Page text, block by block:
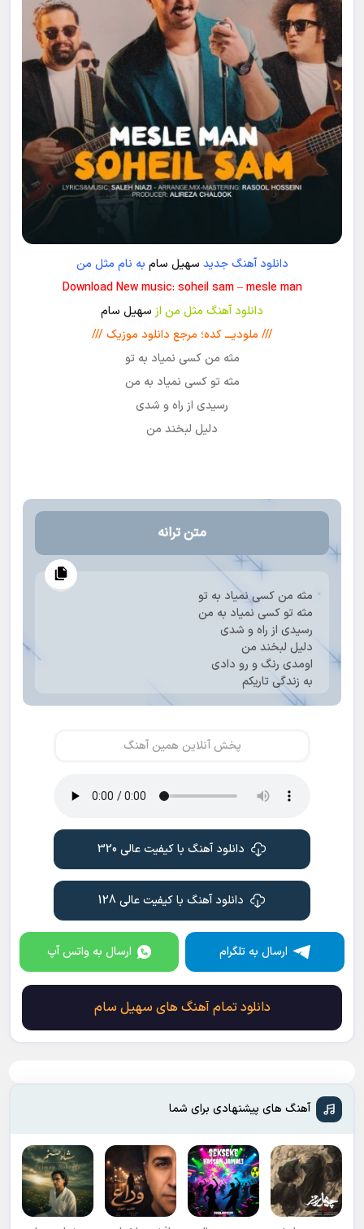
دانلود آهنگ جدید سهیل سام به نام مثل من
Download New music: soheil sam – mesle man
دانلود آهنگ مثل من از سهیل سام
/// ملودیـــ کده؛ مرجع دانلود موزیک ///
مثه من کسی نمیاد به تو
مثه تو کسی نمیاد به من
رسیدی از راه و شدی
دلیل لبخند من
متن ترانه
مثه من کسی نمیاد به تو
مثه تو کسی نمیاد به من
رسیدی از راه و شدی
دلیل لبخند من
اومدی رنگ و رو دادی
به زندگی تاریکم
برا همه غد و یه دندنم
از هرچی خوبه بهتری
دوری از تو سخت ترین کار زمینه
برا جفتمونم بدون هم تمومه دنیا
به این میگن عشق و درستشم همینه
از خودتم قشنگتری
از هرچی خوبه بهتری
از همه آدما سری
خواهشمه یه وقت نری
پخش آنلاین همین آهنگ
دانلود آهنگ با کیفیت عالی 320
دانلود آهنگ با کیفیت عالی 128
ارسال به تلگرام ارسال به واتس آپ
دانلود تمام آهنگ های سهیل سام
آهنگ های پیشنهادی برای شما